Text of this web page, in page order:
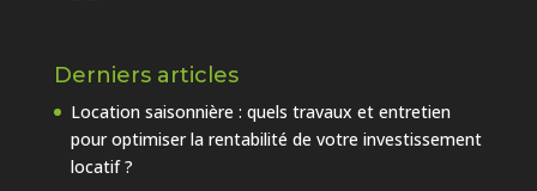
Derniers articles
Location saisonnière : quels travaux et entretien
pour optimiser la rentabilité de votre investissement
locatif ?